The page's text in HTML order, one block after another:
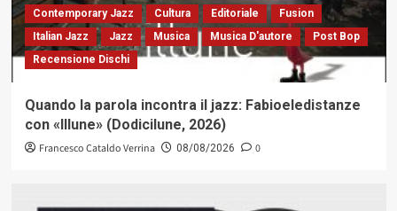
Contemporary Jazz Cultura Editoriale
Fusion
Italian Jazz
Jazz Musica Musica D'autore
Post Bop
Recensione Dischi
Quando la parola incontra il jazz: Fabioeledistanze
con «Illune» (Dodicilune, 2026)
Francesco Cataldo Verrina 08/08/2026 0